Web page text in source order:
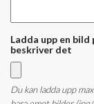
Ladda upp en
beskriver det
Du kan ladda upp